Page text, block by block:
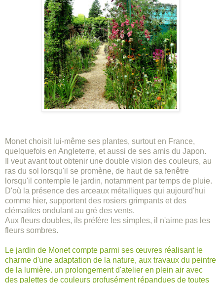
Monet choisit lui-même ses plantes, surtout en France,
quelquefois en Angleterre, et aussi de ses amis du Japon.
Il veut avant tout obtenir une double vision des couleurs, au
ras du sol lorsqu'il se promène, de haut de sa fenêtre
lorsqu'il contemple le jardin, notamment par temps de pluie.
D'où la présence des arceaux métalliques qui aujourd'hui
comme hier, supportent des rosiers grimpants et des
clématites ondulant au gré des vents.
Aux fleurs doubles, ils préfère les simples, il n'aime pas les
fleurs sombres.
Le jardin de Monet compte parmi ses œuvres réalisant le
charme d'une adaptation de la nature, aux travaux du peintre
de la lumière. un prolongement d'atelier en plein air avec
des palettes de couleurs profusément répandues de toutes